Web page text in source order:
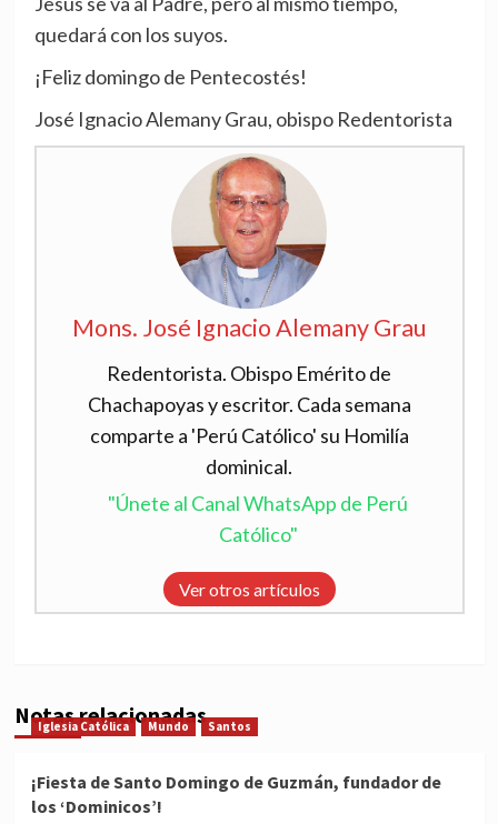
quedará con los suyos.
¡Feliz domingo de Pentecostés!
José Ignacio Alemany Grau, obispo Redentorista
Mons. José Ignacio Alemany Grau
Redentorista. Obispo Emérito de
Chachapoyas y escritor. Cada semana
comparte a 'Perú Católico' su Homilía
dominical.
"Únete al Canal WhatsApp de Perú
Católico"
Ver otros artículos
Notas relacionadas
Iglesia Católica Mundo Santos
¡Fiesta de Santo Domingo de Guzmán, fundador de
los ‘Dominicos’!